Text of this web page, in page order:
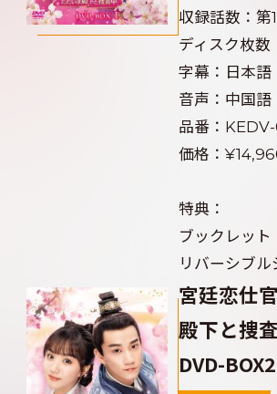
収録話数：第
ディスク枚数
字幕：日本語
音声：中国語
品番：
価格：
特典：
ブックレット
リバーシブル
宮廷恋仕
殿下と捜
DVD-BOX2